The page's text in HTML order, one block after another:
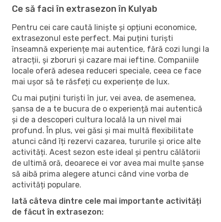
Ce să faci în extrasezon în Kulyab
Pentru cei care caută liniște și opțiuni economice,
extrasezonul este perfect. Mai puțini turiști
înseamnă experiențe mai autentice, fără cozi lungi la
atracții, și zboruri și cazare mai ieftine. Companiile
locale oferă adesea reduceri speciale, ceea ce face
mai ușor să te răsfeți cu experiențe de lux.
Cu mai puțini turiști în jur, vei avea, de asemenea,
șansa de a te bucura de o experiență mai autentică
și de a descoperi cultura locală la un nivel mai
profund. În plus, vei găsi și mai multă flexibilitate
atunci când îți rezervi cazarea, tururile și orice alte
activități. Acest sezon este ideal și pentru călătorii
de ultimă oră, deoarece ei vor avea mai multe șanse
să aibă prima alegere atunci când vine vorba de
activități populare.
Iată câteva dintre cele mai importante activități
de făcut în extrasezon: